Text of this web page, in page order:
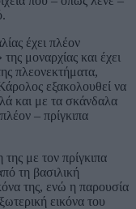
έχει πλέον
μοναρχίας και έχει
πλεονεκτήματα,
εξακολουθεί να
και με τα σκάνδαλα
– πρίγκιπα
με τον πρίγκιπα
τη βασιλική
της, ενώ η παρουσία
εικόνα του